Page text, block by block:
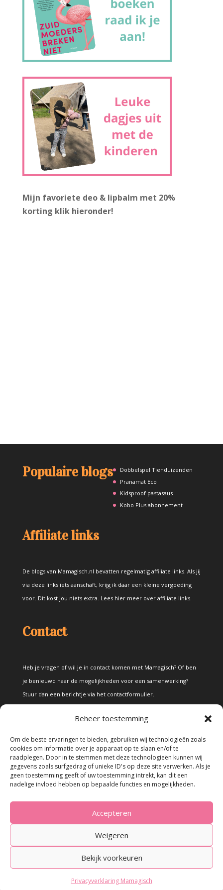
Beheer toestemming
Om de beste ervaringen te bieden, gebruiken wij technologieën zoals
cookies om informatie over je apparaat op te slaan en/of te
raadplegen. Door in te stemmen met deze technologieën kunnen wij
gegevens zoals surfgedrag of unieke ID's op deze site verwerken. Als je
geen toestemming geeft of uw toestemming intrekt, kan dit een
nadelige invloed hebben op bepaalde functies en mogelijkheden.
Accepteren
Weigeren
Bekijk voorkeuren
Privacyverklaring Mamagisch
Mijn favoriete deo & lipbalm met 20%
korting klik hieronder!
Populaire blogs
Dobbelspel Tienduizenden
Pranamat Eco
Kidsproof pastasaus
Kobo Plus abonnement
Affiliate links
De blogs van Mamagisch.nl bevatten regelmatig affiliate links. Als jij
via deze links iets aanschaft, krijg ik daar een kleine vergoeding
voor. Dit kost jou niets extra. Lees hier meer over affiliate links.
Contact
Heb je vragen of wil je in contact komen met Mamagisch? Of ben
je benieuwd naar de mogelijkheden voor een samenwerking?
Stuur dan een berichtje via het contactformulier.
Alle teksten en foto's op deze site zijn eigendom van Mamagisch.
Teksten en foto's van Mamagisch mogen onder geen beding
zonder toestemming worden overgenomen. Wanneer er gebruik
wordt gemaakt van teksten en foto's van derden, zal dit
uitdrukkelijk worden vermeld.
© 2023 - Mamagisch.nl